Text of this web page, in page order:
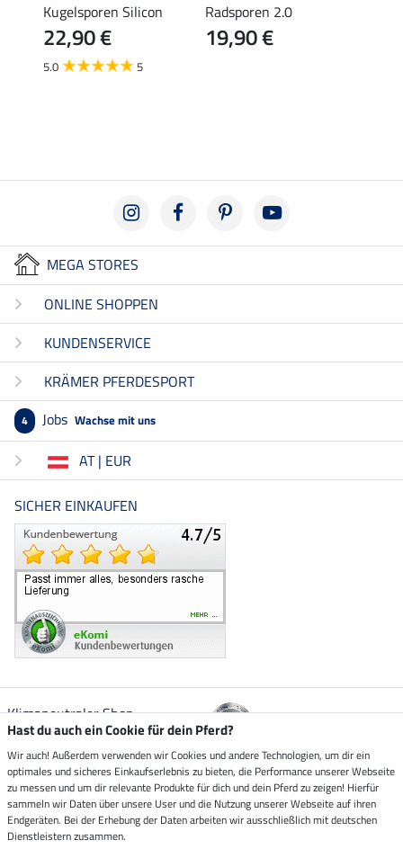
Kugelsporen Silicon
22,90 €
5.0 5
Radsporen 2.0
19,90 €
MEGA STORES
ONLINE SHOPPEN
KUNDENSERVICE
KRÄMER PFERDESPORT
4 Jobs Wachse mit uns
AT | EUR
SICHER EINKAUFEN
Klimaneutraler Shop
Zustellung durch
Sicher bezahlen mit
Hast du auch ein Cookie für dein Pferd?
Wir auch! Außerdem verwenden wir Cookies und andere Technologien, um dir ein
optimales und sicheres Einkaufserlebnis zu bieten, die Performance unserer Webseite
zu messen und um dir relevante Produkte für dich und dein Pferd zu zeigen! Hierfür
sammeln wir Daten über unsere User und die Nutzung unserer Webseite auf ihren
Endgeräten. Bei der Erhebung der Daten arbeiten wir ausschließlich mit deutschen
Dienstleistern zusammen.